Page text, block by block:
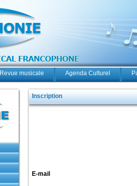
Revue musicale Agenda Culturel
Inscription
E-mail